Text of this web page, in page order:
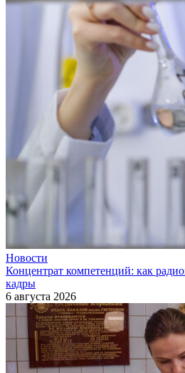
Новости
Концентрат компетенций: как
кадры
6 августа 2026